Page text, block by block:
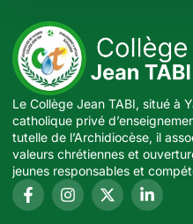
Le Collège Jean TABI, situé à
catholique privé
tutelle de l’Archidiocèse, il
valeurs chrétiennes et
jeunes responsables et